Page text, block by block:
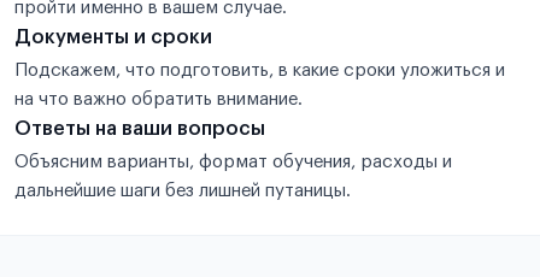
пройти именно в вашем случае.
Документы и сроки
Подскажем, что подготовить, в какие сроки уложиться и
на что важно обратить внимание.
Ответы на ваши вопросы
Объясним варианты, формат обучения, расходы и
дальнейшие шаги без лишней путаницы.